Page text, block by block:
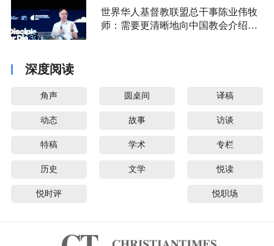
世界华人基督教联盟总干事陈业伟牧
师：需要更清晰地向中国教会介绍福
深度阅读
角声 圆桌间 译稿
动态 故事 访谈
特稿 学术 专栏
历史 文学 悦读
悦时评 悦职场